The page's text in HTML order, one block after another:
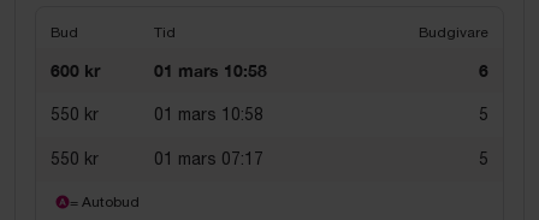
Bud Tid Budgivare
600 kr 01 mars 10:58 6
550 kr 01 mars 10:58 5
550 kr 01 mars 07:17 5
= Autobud